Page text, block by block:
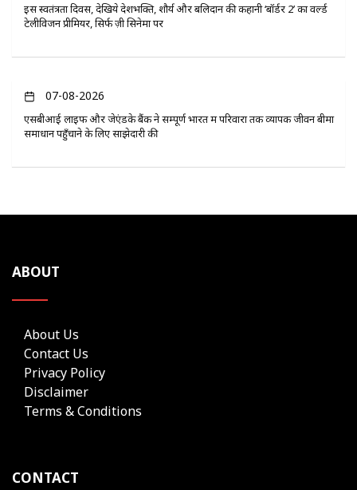
इस स्वतंत्रता दिवस, देखिये देशभक्ति, शौर्य और बलिदान की कहानी ‘बॉर्डर 2’ का वर्ल्ड
टेलीविजन प्रीमियर, सिर्फ ज़ी सिनेमा पर
07-08-2026
एसबीआई लाइफ और जेएंडके बैंक ने सम्पूर्ण भारत में परिवारों तक व्यापक जीवन बीमा
समाधान पहुँचाने के लिए साझेदारी की
ABOUT
About Us
Contact Us
Privacy Policy
Disclaimer
Terms & Conditions
CONTACT